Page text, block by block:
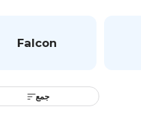
Falcon
جمع